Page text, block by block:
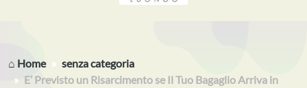
⌂ Home
senza categoria
E’ Previsto un Risarcimento se Il Tuo Bagaglio Arriva in